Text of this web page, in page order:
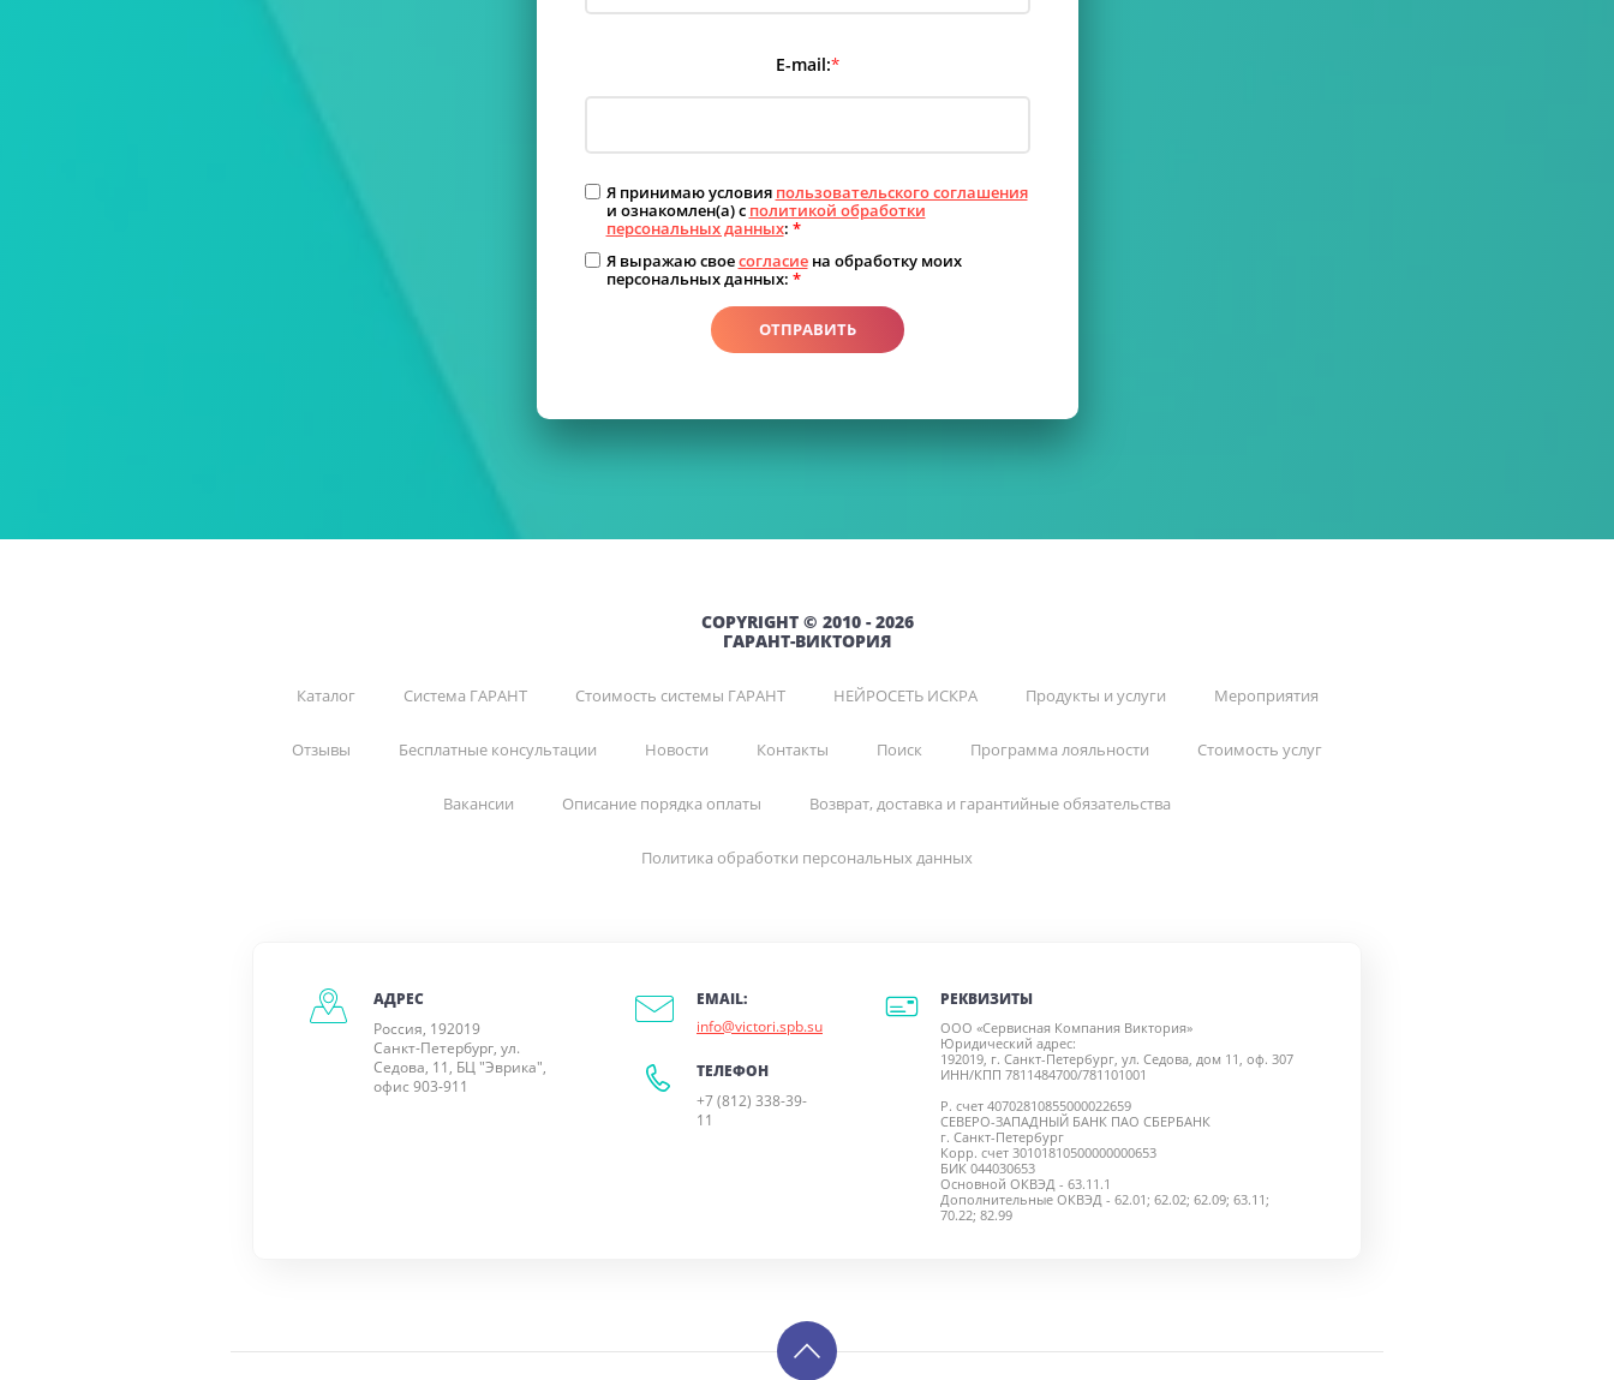
E-mail:*
Я принимаю условия пользовательского соглашения
и ознакомлен(а) с политикой обработки
персональных данных: *
Я выражаю своесогласиена обработку моих
персональных данных: *
ОТПРАВИТЬ
COPYRIGHT © 2010 - 2026
ГАРАНТ-ВИКТОРИЯ
Каталог Система ГАРАНТ Стоимость системы ГАРАНТ НЕЙРОСЕТЬ ИСКРА Продукты и услуги Мероприятия
Отзывы Бесплатные консультации Новости Контакты Поиск Программа лояльности Стоимость услуг
Вакансии Описание порядка оплаты Возврат, доставка и гарантийные обязательства
Политика обработки персональных данных
АДРЕС
Россия, 192019
Санкт-Петербург, ул.
Седова, 11, БЦ "Эврика",
офис 903-911
EMAIL:
info@victori.spb.su
ТЕЛЕФОН
+7 (812) 338-39-
11
РЕКВИЗИТЫ
ООО «Сервисная Компания Виктория»
Юридический адрес:
192019, г. Санкт-Петербург, ул. Седова, дом 11, оф. 307
ИНН/КПП 7811484700/781101001
Р. счет 40702810855000022659
СЕВЕРО-ЗАПАДНЫЙ БАНК ПАО СБЕРБАНК
г. Санкт-Петербург
Корр. счет 30101810500000000653
БИК 044030653
Основной ОКВЭД - 63.11.1
Дополнительные ОКВЭД - 62.01; 62.02; 62.09; 63.11;
70.22; 82.99